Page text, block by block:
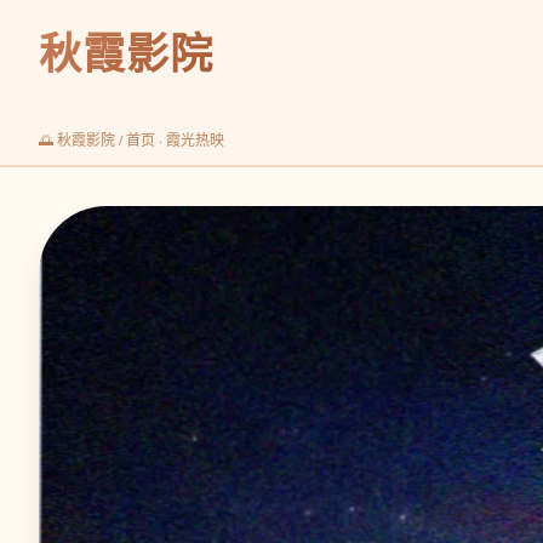
秋霞影院
🌅秋霞影院/ 首页 · 霞光热映